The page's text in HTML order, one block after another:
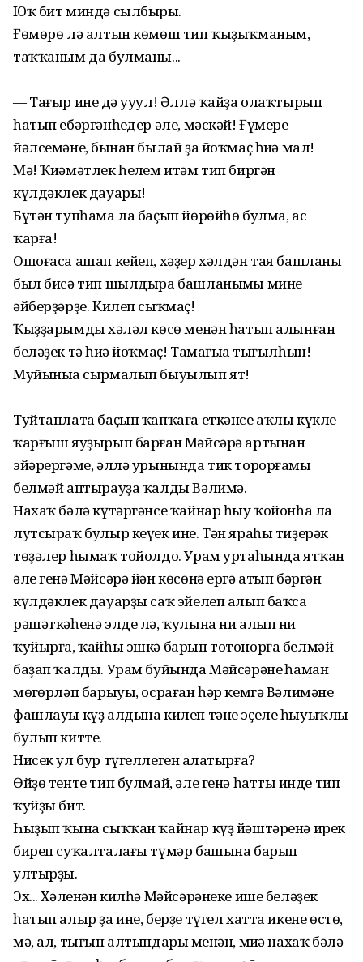
Юҡ бит миндә сылбырың.
Ғөмөрө лә алтын көмөш тип ҡыҙыҡманым,
таҡҡаным да булманы...
— Тағыр инең дә ууул! Әллә ҡайҙа олаҡтырып
һатып ебәргәнһеңдер әле, мәскәй! Ғүмере
йәлсемәнең, бынан былай ҙа йоҡмаҫ һиңә мал!
Мә! Ҡиәмәтлек һеңлем итәм тип биргән
күлдәклек дауарың!
Бүтән тупһама ла баҫып йөрөйһө булма, ас
ҡарға!
Ошоғаса ашап кейеп, хәҙер хәлдән тая башланы
был бисә тип шылдыра башланыңмы минең
әйберҙәрҙе. Килеп сыҡмаҫ!
Ҡыҙҙарымдың хәләл көсө менән һатып алынған
беләҙек тә һиңә йоҡмаҫ! Тамағыңа тығылһын!
Муйыныңа сырмалып быуылып ят!
Туйтанлата баҫып ҡапҡаға еткәнсе аҡлы күкле
ҡарғыш яуҙырып барған Мәйсәрә артынан
эйәрергәме, әллә урынында тик торорғамы
белмәй аптырауҙа ҡалды Вәлимә.
Нахаҡ бәлә күтәргәнсе ҡайнар һыу ҡойонһа ла
лутсыраҡ булыр кеүек ине. Тән яраһы тиҙерәк
төҙәлер һымаҡ тойолдо. Урам уртаһында ятҡан
әле генә Мәйсәрә йән көсөнә ергә атып бәргән
күлдәклек дауарҙы саҡ эйелеп алып баҡса
рәшәткәһенә элде лә, ҡулына ни алып ни
ҡуйырға, ҡайһы эшкә барып тотонорға белмәй
баҙап ҡалды. Урам буйында Мәйсәрәнең һаман
мөңгөрләп барыуы, осраған һәр кемгә Вәлимәне
фашлауы күҙ алдына килеп тәне эҫеле һыуыҡлы
булып китте.
Нисек ул бур түгеллеген аңлатырға?
Өйҙө тенте тип булмай, әле генә һаттың инде тип
ҡуйҙы бит.
Һыҙып ҡына сыҡҡан ҡайнар күҙ йәштәренә ирек
биреп суҡалталағы түмәр башына барып
ултырҙы.
Эх... Хәленән килһә Мәйсәрәнеке ише беләҙек
һатып алыр ҙа ине, берҙе түгел хатта икене өстө,
мә, ал, тығын алтындарың менән, миңә нахаҡ бәлә